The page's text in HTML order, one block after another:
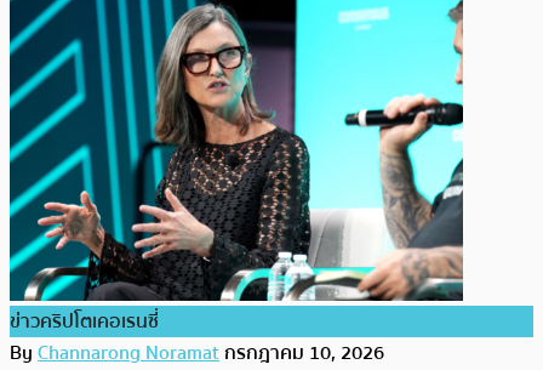
ข่าวคริปโตเคอเรนซี่
ByChannarong Noramatกรกฎาคม 10, 2026